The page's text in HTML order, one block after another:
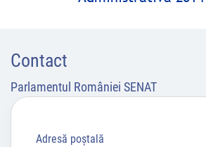
Contact
Parlamentul României SENAT
Adresă poştală